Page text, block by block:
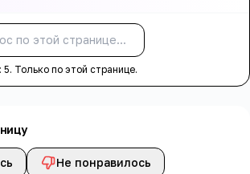
5. Только по этой странице.
Не понравилось